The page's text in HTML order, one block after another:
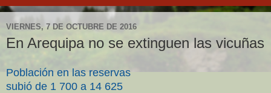
VIERNES, 7 DE OCTUBRE DE 2016
En Arequipa no se extinguen las vicuñas
Población en las reservas
subió de 1 700 a 14 625